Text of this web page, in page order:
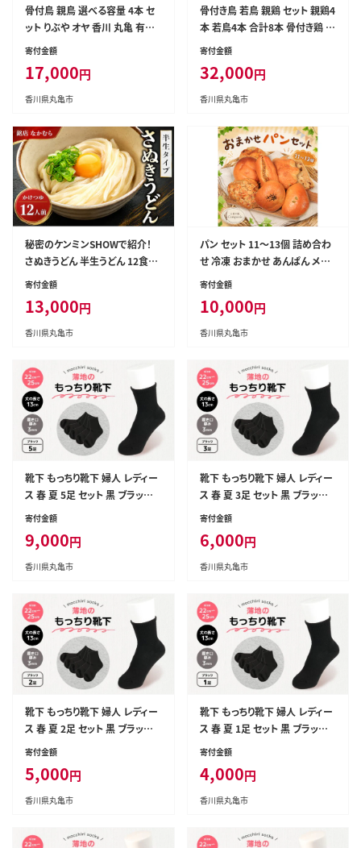
骨付鳥 親鳥 選べる容量 4本 セ
ット りぶや オヤ 香川 丸亀 有名
店 人気 冷蔵 冷凍 からあげ ラン
チキン ローストチキン チキンレ
ッグ 鶏肉 鳥肉 とりにく 肉 通販
け 送料無料 香川県 丸亀市 オン
リーワン
寄付金額
17,000円
香川県丸亀市
骨付き鳥 若鳥 親鶏 セット 親鶏4
本 若鳥4本 合計8本 骨付き鶏 鶏
肉 鶏 チキン レッグ ローストチキ
とりにく 惣菜 おかず おつまみ 酒
の肴 ビール ハイボール ワイン
アルコール 日本酒
寄付金額
32,000円
香川県丸亀市
秘密のケンミンSHOWで紹介！
さぬきうどん 半生うどん 12食セ
ット 行列のできる 丸亀の銘店 な
塩 さば 鯖 かけうどん 詰め合わ
せ 讃岐うどん 半生 麺 麺類 めん
川県 丸亀 丸亀市
寄付金額
13,000円
香川県丸亀市
パン セット 11～13個 詰め合わ
せ 冷凍 おまかせ あんぱん メロ
ンパン クリームパン 惣菜パン 菓
pania パンセット ベーカリー 朝
食 朝ごはん サンドイッチ カスタ
ヒー 香川県 丸亀市
寄付金額
10,000円
香川県丸亀市
靴下 もっちり靴下 婦人 レディー
ス 春 夏 5足 セット 黒 ブラック
ソックス 薄手 蒸れない 爽やか
ックス 足元 ビジネス シンプル
カジュアル おしゃれ かわいい
日本製 香川県 丸亀市
寄付金額
9,000円
香川県丸亀市
靴下 もっちり靴下 婦人 レディー
ス 春 夏 3足 セット 黒 ブラック
ソックス 薄手 蒸れない 爽やか
ックス 足元 ビジネス シンプル
カジュアル おしゃれ かわいい
日本製 香川県 丸亀市
寄付金額
6,000円
香川県丸亀市
靴下 もっちり靴下 婦人 レディー
ス 春 夏 2足 セット 黒 ブラック
ソックス 薄手 蒸れない 爽やか
ックス 足元 ビジネス シンプル
カジュアル おしゃれ かわいい
日本製 香川県 丸亀市
寄付金額
5,000円
香川県丸亀市
靴下 もっちり靴下 婦人 レディー
ス 春 夏 1足 セット 黒 ブラック
ソックス 薄手 蒸れない 爽やか
ックス 足元 ビジネス シンプル
カジュアル おしゃれ かわいい
日本製 香川県 丸亀市
寄付金額
4,000円
香川県丸亀市